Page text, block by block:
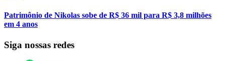
Patrimônio de Nikolas sobe de R$ 36 mil para R$ 3,8 milhões
em 4 anos
Siga nossas redes